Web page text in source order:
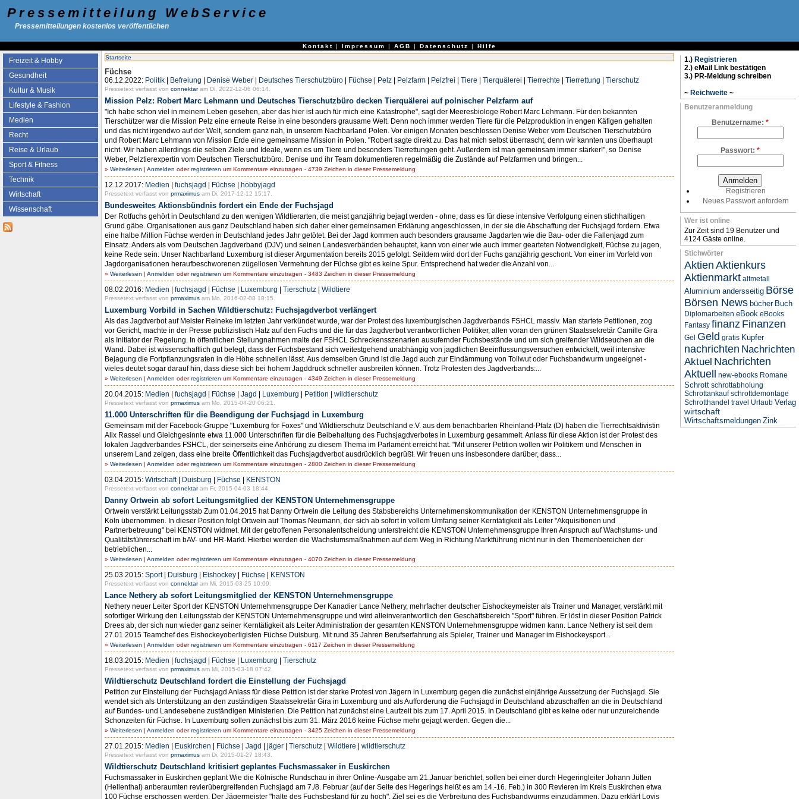
Pressemitteilung WebService
Pressemitteilungen kostenlos veröffentlichen
Kontakt | Impressum | AGB | Datenschutz | Hilfe
Freizeit & Hobby
Gesundheit
Kultur & Musik
Lifestyle & Fashion
Medien
Recht
Reise & Urlaub
Sport & Fitness
Technik
Wirtschaft
Wissenschaft
Startseite
Füchse
06.12.2022: Politik | Befreiung | Denise Weber | Deutsches Tierschutzbüro | Füchse | Pelz | Pelzfarm | Pelzfrei | Tiere | Tierquälerei | Tierrechte | Tierrettung | Tierschutz
Pressetext verfasst von connektaram Di, 2022-12-06 06:14.
Mission Pelz: Robert Marc Lehmann und Deutsches Tierschutzbüro decken Tierquälerei auf polnischer Pelzfarm auf
"Ich habe schon viel in meinem Leben gesehen, aber das hier ist auch für mich eine Katastrophe", sagt der Meeresbiologe Robert Marc Lehmann. Für den bekannten
Tierschützer war die Mission Pelz eine erneute Reise in eine besonders grausame Welt. Denn noch immer werden Tiere für die Pelzproduktion in engen Käfigen gehalten
und das nicht irgendwo auf der Welt, sondern ganz nah, in unserem Nachbarland Polen. Vor einigen Monaten beschlossen Denise Weber vom Deutschen Tierschutzbüro
und Robert Marc Lehmann von Mission Erde eine gemeinsame Mission in Polen. "Robert sagte direkt zu. Das hat mich selbst überrascht, denn wir kannten uns überhaupt
nicht. Wir haben allerdings die selben Ziele und Ideale, wenn es um Tiere und besonders Tierrettungen geht. Außerdem ist man gemeinsam immer stärker!", so Denise
Weber, Pelztierexpertin vom Deutschen Tierschutzbüro. Denise und ihr Team dokumentieren regelmäßig die Zustände auf Pelzfarmen und bringen...
» Weiterlesen | Anmelden oderregistrieren um Kommentare einzutragen - 4739 Zeichen in dieser Pressemeldung
12.12.2017: Medien | fuchsjagd | Füchse | hobbyjagd
Pressetext verfasst von prmaximus am Di, 2017-12-12 15:17.
Bundesweites Aktionsbündnis fordert ein Ende der Fuchsjagd
Der Rotfuchs gehört in Deutschland zu den wenigen Wildtierarten, die meist ganzjährig bejagt werden - ohne, dass es für diese intensive Verfolgung einen stichhaltigen
Grund gäbe. Organisationen aus ganz Deutschland haben sich daher einer gemeinsamen Erklärung angeschlossen, in der sie die Abschaffung der Fuchsjagd fordern. Etwa
eine halbe Million Füchse werden in Deutschland jedes Jahr getötet. Bei der Jagd kommen auch besonders grausame Jagdarten wie die Bau- oder die Fallenjagd zum
Einsatz. Anders als vom Deutschen Jagdverband (DJV) und seinen Landesverbänden behauptet, kann von einer wie auch immer gearteten Notwendigkeit, Füchse zu jagen,
keine Rede sein. Unser Nachbarland Luxemburg ist dieser Argumentation bereits 2015 gefolgt. Seitdem wird dort der Fuchs ganzjährig geschont. Von einer im Vorfeld von
Jagdorganisationen heraufbeschworenen zügellosen Vermehrung der Füchse gibt es keine Spur. Entsprechend hat weder die Anzahl von...
» Weiterlesen | Anmelden oderregistrieren um Kommentare einzutragen - 3483 Zeichen in dieser Pressemeldung
08.02.2016: Medien | fuchsjagd | Füchse | Luxemburg | Tierschutz | Wildtiere
Pressetext verfasst von prmaximus am Mo, 2016-02-08 18:15.
Luxemburg Vorbild in Sachen Wildtierschutz: Fuchsjagdverbot verlängert
Als das Jagdverbot auf Meister Reineke im letzten Jahr verkündet wurde, war der Protest des luxemburgischen Jagdverbands FSHCL massiv. Man startete Petitionen, zog
vor Gericht, machte in der Presse publizistisch Hatz auf den Fuchs und die für das Jagdverbot verantwortlichen Politiker, allen voran den grünen Staatssekretär Camille Gira
als Initiator der Regelung. In öffentlichen Stellungnahmen malte der FSHCL Schreckensszenarien ausufernder Fuchsbestände und um sich greifender Wildseuchen an die
Wand. Dabei ist wissenschaftlich gut belegt, dass der Fuchsbestand sich weitestgehend unabhängig von jagdlichen Beeinflussungsversuchen entwickelt, weil intensive
Bejagung die Fortpflanzungsraten in die Höhe schnellen lässt. Aus demselben Grund ist die Jagd auch zur Eindämmung von Tollwut oder Fuchsbandwurm ungeeignet -
vieles deutet sogar darauf hin, dass diese sich bei hohem Jagddruck schneller ausbreiten können. Trotz Protesten des Jagdverbands:...
» Weiterlesen | Anmelden oderregistrieren um Kommentare einzutragen - 4349 Zeichen in dieser Pressemeldung
20.04.2015: Medien | fuchsjagd | Füchse | Jagd | Luxemburg | Petition | wildtierschutz
Pressetext verfasst von prmaximus am Mo, 2015-04-20 06:21.
11.000 Unterschriften für die Beendigung der Fuchsjagd in Luxemburg
Gemeinsam mit der Facebook-Gruppe "Luxemburg for Foxes" und Wildtierschutz Deutschland e.V. aus dem benachbarten Rheinland-Pfalz (D) haben die Tierrechtsaktivistin
Alix Rassel und Gleichgesinnte etwa 11.000 Unterschriften für die Beibehaltung des Fuchsjagdverbotes in Luxemburg gesammelt. Anlass für diese Aktion ist der Protest des
lokalen Jagdverbandes FSHCL, der seinerseits eine Anhörung zu diesem Thema im Parlament erreicht hat. "Mit unserer Petition wollen wir Politikern und Menschen in
unserem Land zeigen, dass eine breite Öffentlichkeit das Fuchsjagdverbot ausdrücklich begrüßt. Wir freuen uns insbesondere darüber, dass...
» Weiterlesen | Anmelden oderregistrieren um Kommentare einzutragen - 2800 Zeichen in dieser Pressemeldung
03.04.2015: Wirtschaft| Duisburg | Füchse | KENSTON
Pressetext verfasst von connektaram Fr, 2015-04-03 18:44.
Danny Ortwein ab sofort Leitungsmitglied der KENSTON Unternehmensgruppe
Ortwein verstärkt Leitungsstab Zum 01.04.2015 hat Danny Ortwein die Leitung des Stabsbereichs Unternehmenskommunikation der KENSTON Unternehmensgruppe in
Köln übernommen. In dieser Position folgt Ortwein auf Thomas Neumann, der sich ab sofort in vollem Umfang seiner Kerntätigkeit als Leiter "Akquisitionen und
Partnerbetreuung" bei KENSTON widmet. Mit der getroffenen Personalentscheidung unterstreicht die KENSTON Unternehmensgruppe Ihren Anspruch auf Wachstums- und
Qualitätsführerschaft im bAV- und HR-Markt. Hierbei werden die Wachstumsmaßnahmen auf dem Weg in Richtung Marktführung nicht nur in den Themenbereichen der
betrieblichen...
» Weiterlesen | Anmelden oderregistrieren um Kommentare einzutragen - 4070 Zeichen in dieser Pressemeldung
25.03.2015: Sport| Duisburg | Eishockey | Füchse | KENSTON
Pressetext verfasst von connektaram Mi, 2015-03-25 10:09.
Lance Nethery ab sofort Leitungsmitglied der KENSTON Unternehmensgruppe
Nethery neuer Leiter Sport der KENSTON Unternehmensgruppe Der Kanadier Lance Nethery, mehrfacher deutscher Eishockeymeister als Trainer und Manager, verstärkt mit
sofortiger Wirkung den Leitungsstab der KENSTON Unternehmensgruppe und wird alleinverantwortlich den Geschäftsbereich "Sport" führen. Er löst in dieser Position Patrick
Drees ab, der sich nun wieder ganz seiner Kerntätigkeit als Leiter Administration der gesamten KENSTON Unternehmensgruppe widmen kann. Lance Nethery ist seit dem
27.01.2015 Teamchef des Eishockeyoberligisten Füchse Duisburg. Mit rund 35 Jahren Berufserfahrung als Spieler, Trainer und Manager im Eishockeysport...
» Weiterlesen | Anmelden oderregistrieren um Kommentare einzutragen - 6117 Zeichen in dieser Pressemeldung
18.03.2015: Medien | fuchsjagd | Füchse | Luxemburg | Tierschutz
Pressetext verfasst von prmaximus am Mi, 2015-03-18 07:42.
Wildtierschutz Deutschland fordert die Einstellung der Fuchsjagd
Petition zur Einstellung der Fuchsjagd Anlass für diese Petition ist der starke Protest von Jägern in Luxemburg gegen die zunächst einjährige Aussetzung der Fuchsjagd. Sie
wendet sich als Unterstützung an den zuständigen Staatssekretär Gira in Luxemburg und als Aufforderung die Fuchsjagd in Deutschland abzuschaffen an die in Deutschland
auf Bundes- und Landesebene zuständigen Ministerien. Die Petition hat zunächst eine Laufzeit bis zum 17. April 2015. In Deutschland gibt es keine oder nur unzureichende
Schonzeiten für Füchse. In Luxemburg sollen zunächst bis zum 31. März 2016 keine Füchse mehr gejagt werden. Gegen die...
» Weiterlesen | Anmelden oderregistrieren um Kommentare einzutragen - 3425 Zeichen in dieser Pressemeldung
27.01.2015: Medien | Euskirchen | Füchse | Jagd | jäger | Tierschutz | Wildtiere | wildtierschutz
Pressetext verfasst von prmaximus am Di, 2015-01-27 18:43.
Wildtierschutz Deutschland kritisiert geplantes Fuchsmassaker in Euskirchen
Fuchsmassaker in Euskirchen geplant Wie die Kölnische Rundschau in ihrer Online-Ausgabe am 21.Januar berichtet, sollen bei einer durch Hegeringleiter Johann Jütten
(Hellenthal) anberaumten revierübergreifenden Fuchsjagd am 7./8. Februar (auf der Seite des Hegerings heißt es am 14.-16. Feb.) in 300 Revieren im Kreis Euskirchen etwa
100 Füchse erschossen werden. Der Jägermeister "halte des Fuchsbestand für zu hoch". Ziel sei es die Verbreitung des Fuchsbandwurms einzudämmen. Dazu erklärt Lovis
1.) Registrieren
2.) eMail Link bestätigen
3.) PR-Meldung schreiben
~ Reichweite ~
Benutzeranmeldung
Benutzername: *
Passwort: *
Registrieren
Neues Passwort anfordern
Wer ist online
Zur Zeit sind 19 Benutzer und
4124 Gäste online.
Stichwörter
Aktien Aktienkurs
Aktienmarkt altmetall
Aluminium andersseitig Börse
Börsen News bücher Buch
Diplomarbeiten eBook eBooks
Fantasy finanz Finanzen
Gel Geld gratis Kupfer
nachrichten Nachrichten
Aktuel Nachrichten
Aktuell
new-ebooks Romane
Schrott schrottabholung
Schrottankauf schrottdemontage
Schrotthandel travel Urlaub Verlag
wirtschaft
Wirtschaftsmeldungen Zink